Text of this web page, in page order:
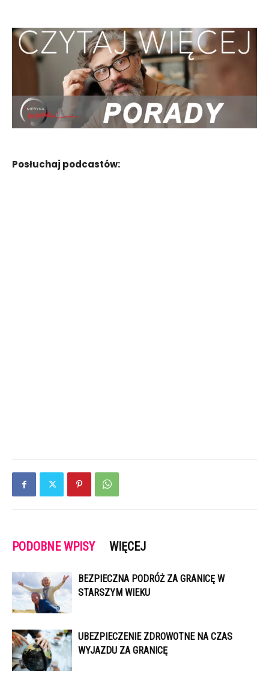
Posłuchaj podcastów:
PODOBNE WPISY WIĘCEJ
BEZPIECZNA PODRÓŻ ZA GRANICĘ W
STARSZYM WIEKU
UBEZPIECZENIE ZDROWOTNE NA CZAS
WYJAZDU ZA GRANICĘ